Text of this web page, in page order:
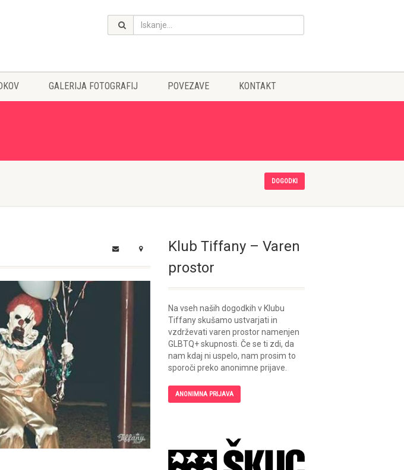
GALERIJA FOTOGRAFIJ POVEZAVE KONTAKT
DOGODKI
Klub Tiffany – Varen
prostor
Na vseh naših dogodkih v Klubu
Tiffany skušamo ustvarjati in
vzdrževati varen prostor namenjen
GLBTQ+ skupnosti. Če se ti zdi, da
nam kdaj ni uspelo, nam prosim to
sporoči preko anonimne prijave.
ANONIMNA PRIJAVA